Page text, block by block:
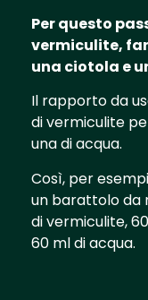
Per questo
vermiculite,
una ciotola e
Il rapporto da
di vermiculite
una di acqua.
Così, per
un barattolo da
di vermiculite,
60 ml di acqua.